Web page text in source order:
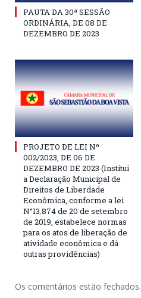
PAUTA DA 30ª SESSÃO
ORDINÁRIA, DE 08 DE
DEZEMBRO DE 2023
PROJETO DE LEI Nº
002/2023, DE 06 DE
DEZEMBRO DE 2023 (Institui
a Declaração Municipal de
Direitos de Liberdade
Econômica, conforme a lei
N°13.874 de 20 de setembro
de 2019, estabelece normas
para os atos de liberação de
atividade econômica e dá
outras providências)
Os comentários estão fechados.